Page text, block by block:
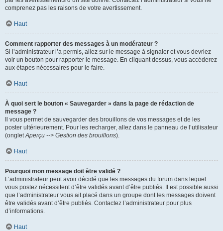
comprenez pas les raisons de votre avertissement.
Haut
Comment rapporter des messages à un modérateur ?
Si l’administrateur l’a permis, allez sur le message à signaler et vous devriez
voir un bouton pour rapporter le message. En cliquant dessus, vous accéderez
aux étapes nécessaires pour le faire.
Haut
À quoi sert le bouton « Sauvegarder » dans la page de rédaction de
message ?
Il vous permet de sauvegarder des brouillons de vos messages et de les
poster ultérieurement. Pour les recharger, allez dans le panneau de l’utilisateur
(ongletAperçu --> Gestion des brouillons).
Haut
Pourquoi mon message doit être validé ?
L’administrateur peut avoir décidé que les messages du forum dans lequel
vous postez nécessitent d’être validés avant d’être publiés. Il est possible aussi
que l’administrateur vous ait placé dans un groupe dont les messages doivent
être validés avant d’être publiés. Contactez l’administrateur pour plus
d’informations.
Haut